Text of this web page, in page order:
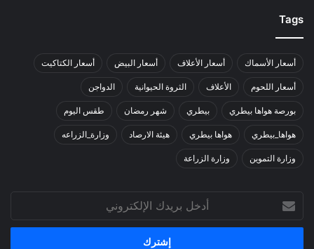
Tags
أسعار الأسماك أسعار الأعلاف أسعار البيض أسعار الكتاكيت
أسعار اللحوم الأعلاف الثروة الحيوانية الدواجن
بورصة هواها بيطري بيطري شهر رمضان طقس اليوم
هواها_بيطري هواها بيطري هيئة الارصاد وزارة_الزراعه
وزارة التموين وزارة الزراعة
بريدك
الإلكتروني